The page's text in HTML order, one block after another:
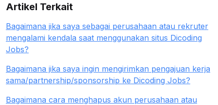
Artikel Terkait
Bagaimana jika saya sebagai perusahaan atau rekruter
mengalami kendala saat menggunakan situs Dicoding
Jobs?
Bagaimana jika saya ingin mengirimkan pengajuan kerja
sama/partnership/sponsorship ke Dicoding Jobs?
Bagaimana cara menghapus akun perusahaan atau